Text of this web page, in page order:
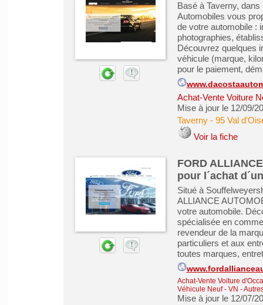
Basé à Taverny,
Automobiles vous
de votre automobile :
photographies,
Découvrez quelques
véhicule (marque,
pour le paiement,
Achat-Vente Voiture
Mise à jour le 12/09/
Taverny- 95 Val
Voir la fiche
FORD
pour l´achat
Situé à
ALLIANCE
votre automobile.
spécialisée en
revendeur de la
particuliers et aux
toutes marques,
Achat-Vente Voiture
Véhicule Neuf - VN -
Mise à jour le 12/07/